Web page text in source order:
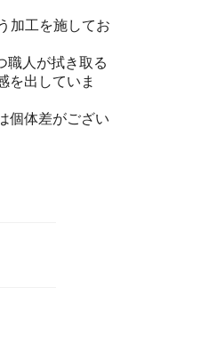
加工を施してお
職人が拭き取る
を出していま
個体差がござい